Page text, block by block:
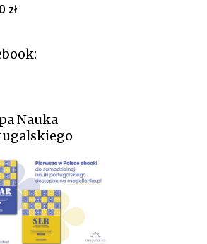
zł
Nauka